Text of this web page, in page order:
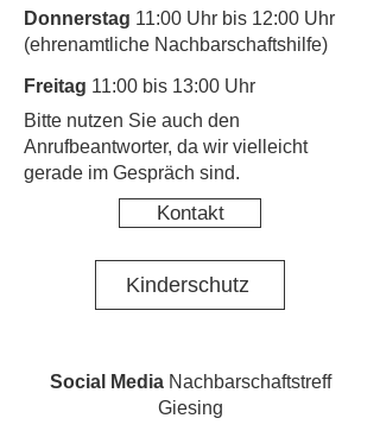
Donnerstag 11:00 Uhr bis 12:00 Uhr
(ehrenamtliche Nachbarschaftshilfe)
Freitag 11:00 bis 13:00 Uhr
​Bitte nutzen Sie auch den
Anrufbeantworter, da wir vielleicht
gerade im Gespräch sind.
Kontakt
Kinderschutz
Social MediaNachbarschaftstreff
Giesing